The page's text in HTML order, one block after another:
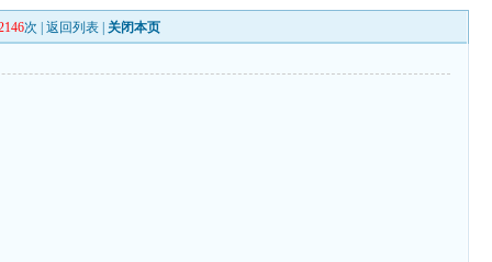
次 |返回列表 关闭本页